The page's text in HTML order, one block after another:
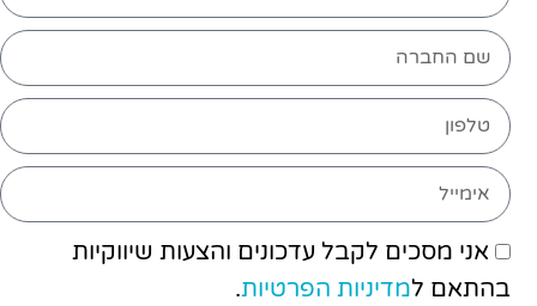
אני מסכים לקבל עדכונים והצעות שיווקיות
בהתאם למדיניות הפרטיות.